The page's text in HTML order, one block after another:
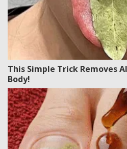
This Simple Trick Removes
Body!